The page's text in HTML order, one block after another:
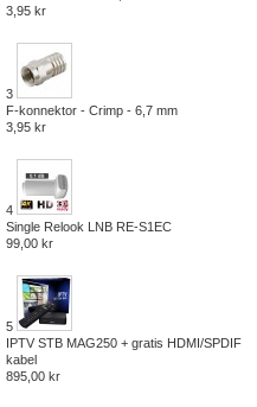
3,95 kr
3
F-konnektor - Crimp - 6,7 mm
3,95 kr
4
Single Relook LNB RE-S1EC
99,00 kr
5
IPTV STB MAG250 + gratis HDMI/SPDIF
kabel
895,00 kr